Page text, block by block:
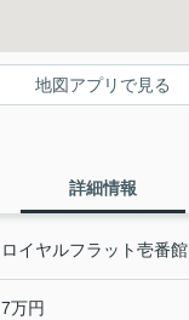
地図アプリで見る
詳細情報
ロイヤルフラット壱番館
7万円